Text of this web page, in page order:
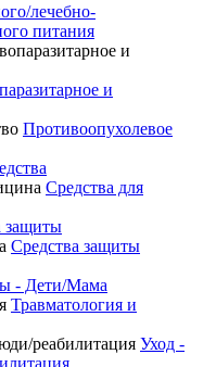
лечебно-
питания
и
Противоопухолевое
Средства для
защиты
Средства защиты
- Дети/Мама
Травматология и
Уход -